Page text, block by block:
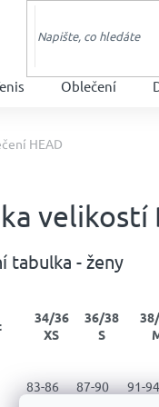
Oblečení
HEAD
velikostí
tabulka - ženy
34/36
XS
36/38
S
83-86 87-90 91-94